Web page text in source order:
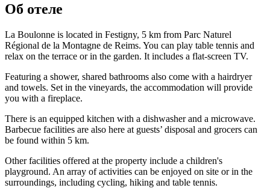
Об отеле
La Boulonne is located in Festigny, 5 km from Parc Naturel
Régional de la Montagne de Reims. You can play table tennis and
relax on the terrace or in the garden. It includes a flat-screen TV.
Featuring a shower, shared bathrooms also come with a hairdryer
and towels. Set in the vineyards, the accommodation will provide
you with a fireplace.
There is an equipped kitchen with a dishwasher and a microwave.
Barbecue facilities are also here at guests’ disposal and grocers can
be found within 5 km.
Other facilities offered at the property include a children's
playground. An array of activities can be enjoyed on site or in the
surroundings, including cycling, hiking and table tennis.